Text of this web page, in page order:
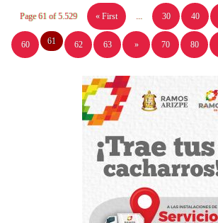
Page 61 of 5.529 « First 30 40
60 61 62 63 » 70 80